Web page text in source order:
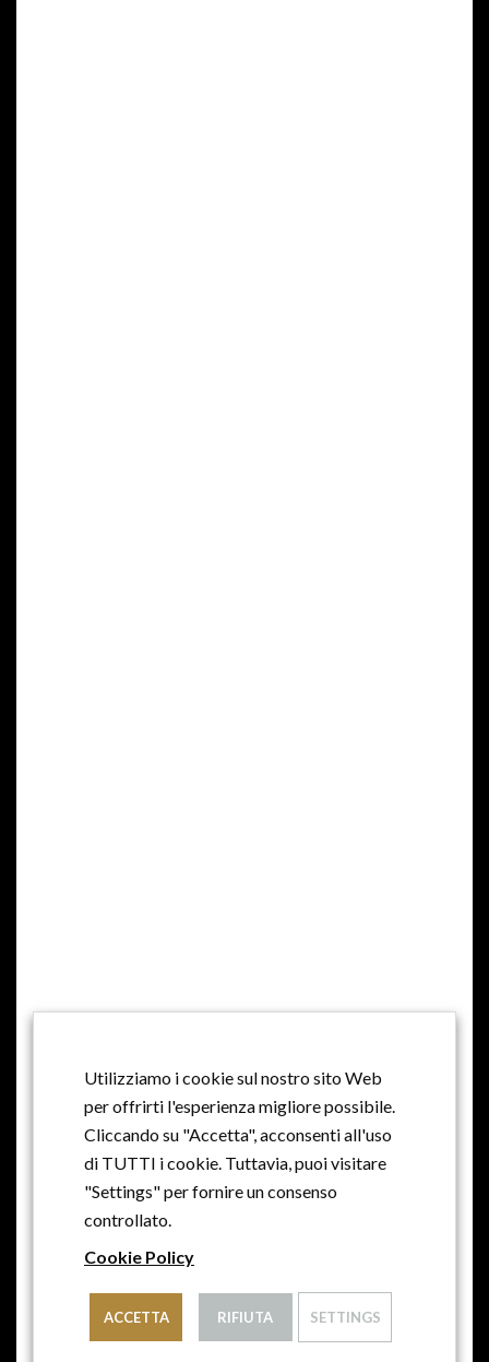
© 2021 - AZIENDA AGRICOLA CONTE COLLALTO
+39.0438.435811
Utilizziamo i cookie sul nostro sito Web
per offrirti l'esperienza migliore possibile.
Cliccando su "Accetta", acconsenti all'uso
di TUTTI i cookie. Tuttavia, puoi visitare
"Settings" per fornire un consenso
controllato.
Cookie Policy
ACCETTA RIFIUTA SETTINGS